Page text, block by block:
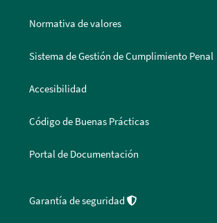
Normativa de valores
Sistema de Gestión de Cumplimiento Penal
Accesibilidad
Código de Buenas Prácticas
Portal de Documentación
Garantía de seguridad